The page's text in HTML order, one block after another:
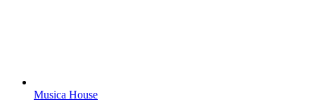
Musica House